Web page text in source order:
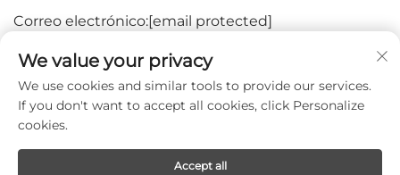
Correo electrónico:[email protected]
Tel.: +82-3180427370
Teléfono:+86-15564344404
WhatsApp: +82-1022396668
We value your privacy
We use cookies and similar tools to provide our services.
If you don't want to accept all cookies, click Personalize
cookies.
Accept all